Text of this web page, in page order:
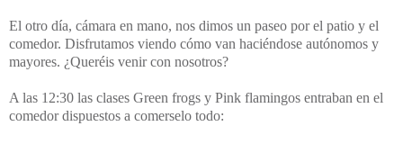
El otro día, cámara en mano, nos dimos un paseo por el patio y el
comedor. Disfrutamos viendo cómo van haciéndose autónomos y
mayores. ¿Queréis venir con nosotros?
A las 12:30 las clases Green frogs y Pink flamingos entraban en el
comedor dispuestos a comerselo todo: